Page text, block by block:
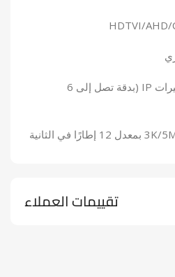
يدعم حتى 12 قناة من كاميرات IP (بدقة تصل إلى 6
تقييمات العملاء